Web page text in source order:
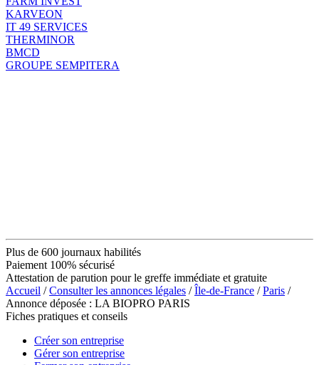
KARVEON
IT 49 SERVICES
THERMINOR
BMCD
GROUPE SEMPITERA
Plus de 600 journaux habilités
Paiement 100% sécurisé
Attestation de parution pour le greffe immédiate et gratuite
Accueil /Consulter les annonces légales /Île-de-France /Paris /
Annonce déposée : LA BIOPRO PARIS
Fiches pratiques et conseils
Créer son entreprise
Gérer son entreprise